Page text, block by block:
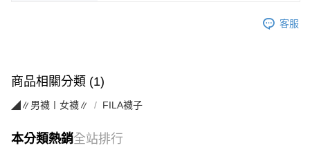
客服
商品相關分類 (1)
◢∥男襪〡女襪∥ FILA襪子
本分類熱銷全站排行